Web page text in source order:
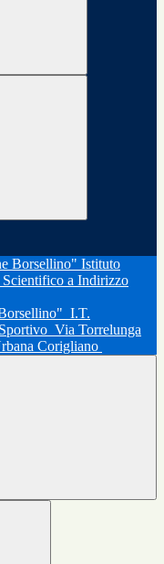
I.T.
Via Torrelunga
Corigliano